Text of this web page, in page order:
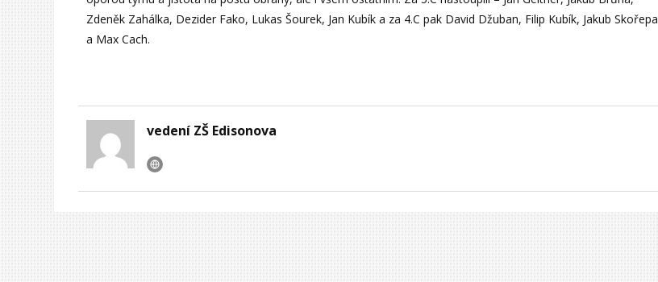
Zdeněk Zahálka, Dezider Fako, Lukas Šourek, Jan Kubík a za 4.C pak David Džuban, Filip Kubík, Jakub Skořepa
a Max Cach.
vedení ZŠ Edisonova